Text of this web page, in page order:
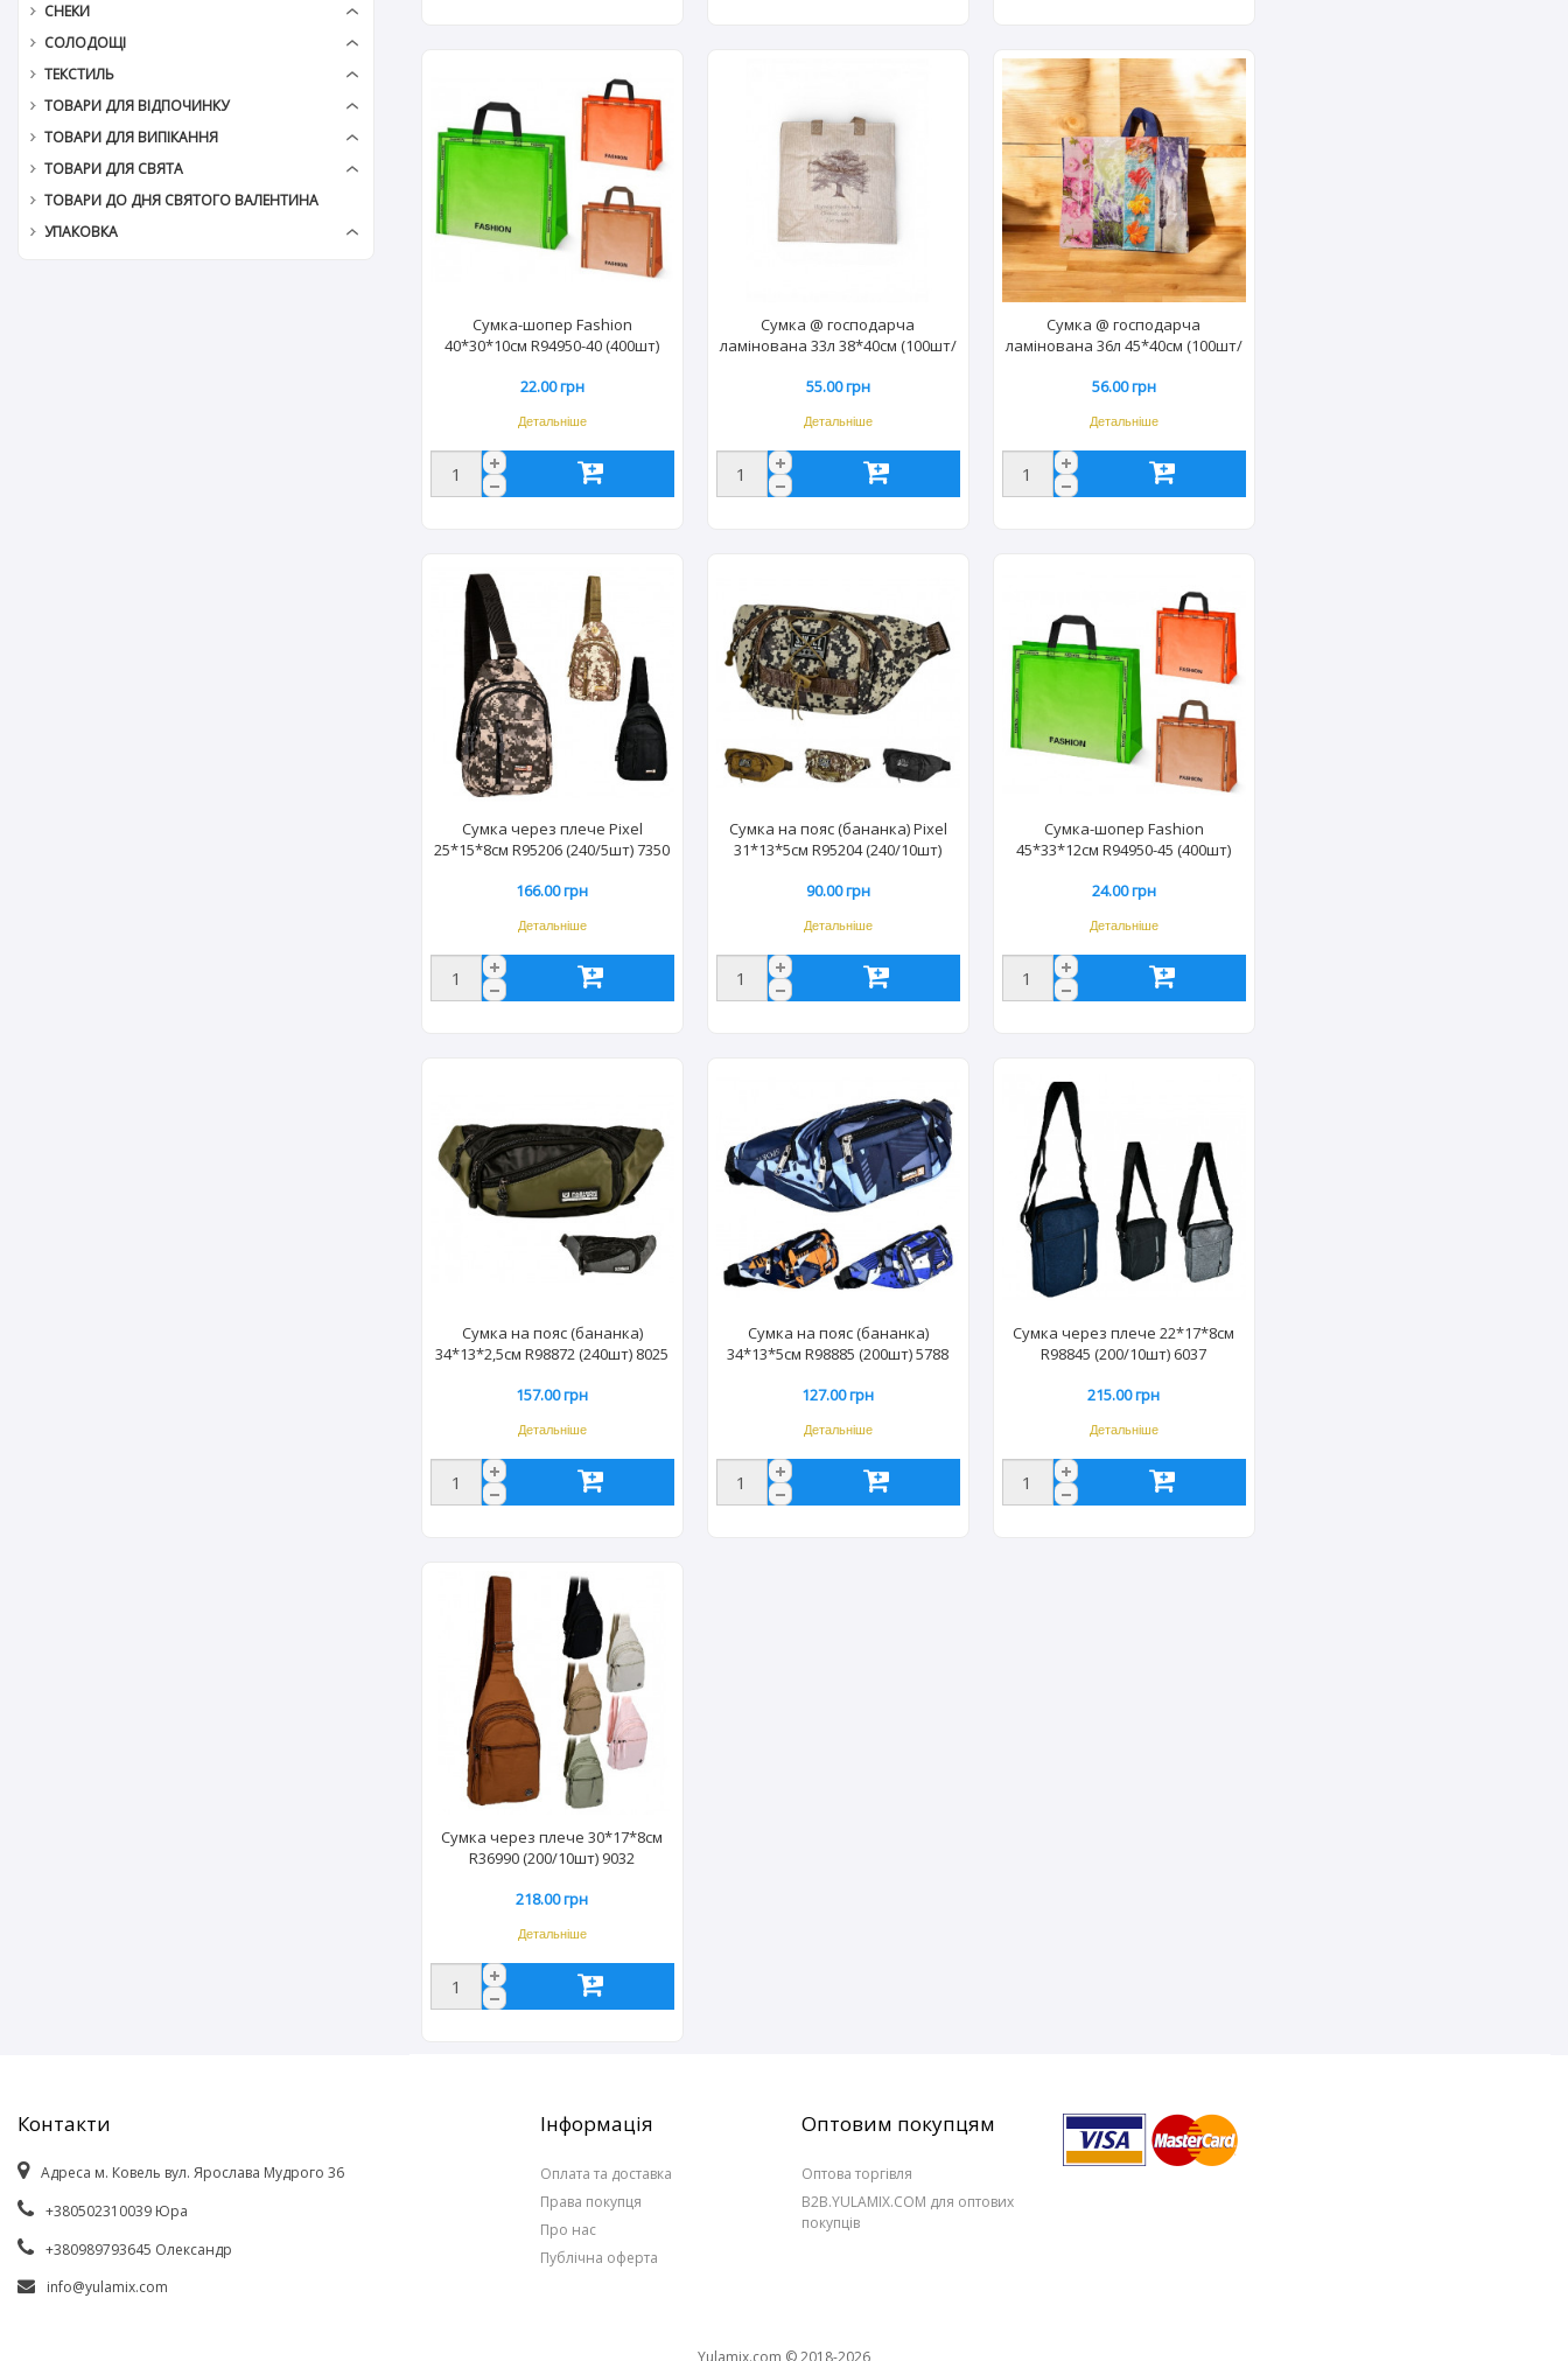
СНЕКИ
СОЛОДОЩІ
ТЕКСТИЛЬ
ТОВАРИ ДЛЯ ВІДПОЧИНКУ
ТОВАРИ ДЛЯ ВИПІКАННЯ
ТОВАРИ ДЛЯ СВЯТА
ТОВАРИ ДО ДНЯ СВЯТОГО ВАЛЕНТИНА
УПАКОВКА
Сумка-шопер Fashion
40*30*10см R94950-40 (400шт)
22.00 грн
Детальніше
Сумка @ господарча
ламінована 33л 38*40см (100шт/
55.00 грн
Детальніше
Сумка @ господарча
ламінована 36л 45*40см (100шт/
56.00 грн
Детальніше
Сумка через плече Pixel
25*15*8см R95206 (240/5шт) 7350
166.00 грн
Детальніше
Сумка на пояс (бананка) Pixel
31*13*5см R95204 (240/10шт)
90.00 грн
Детальніше
Сумка-шопер Fashion
45*33*12см R94950-45 (400шт)
24.00 грн
Детальніше
Сумка на пояс (бананка)
34*13*2,5см R98872 (240шт) 8025
157.00 грн
Детальніше
Сумка на пояс (бананка)
34*13*5см R98885 (200шт) 5788
127.00 грн
Детальніше
Сумка через плече 22*17*8см
R98845 (200/10шт) 6037
215.00 грн
Детальніше
Сумка через плече 30*17*8см
R36990 (200/10шт) 9032
218.00 грн
Детальніше
Контакти
Адреса м. Ковель вул. Ярослава Мудрого 36
+380502310039 Юра
+380989793645 Олександр
info@yulamix.com
Інформація
Оплата та доставка
Права покупця
Про нас
Публічна оферта
Оптовим покупцям
Оптова торгівля
B2B.YULAMIX.COM для оптових
покупців
Yulamix.com © 2018-2026